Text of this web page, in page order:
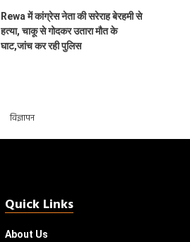
Rewa में कांग्रेस नेता की सरेराह बेरहमी से
हत्या, चाकू से गोदकर उतारा मौत के
घाट,जांच कर रही पुलिस
विज्ञापन
Quick Links
About Us